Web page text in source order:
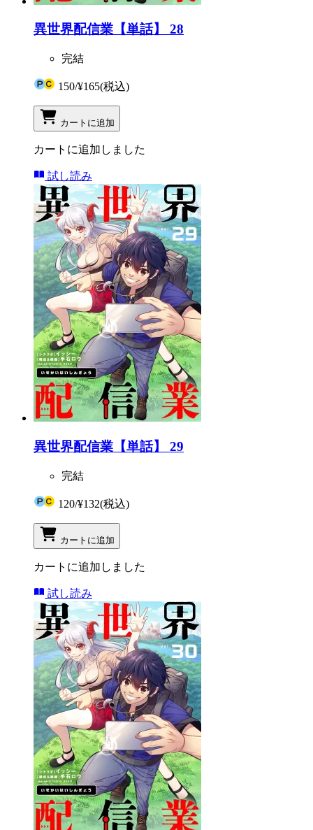
異世界配信業【単話】 28
完結
150/¥165(税込)
カートに追加
カートに追加しました
試し読み
異世界配信業【単話】 29
完結
120/¥132(税込)
カートに追加
カートに追加しました
試し読み